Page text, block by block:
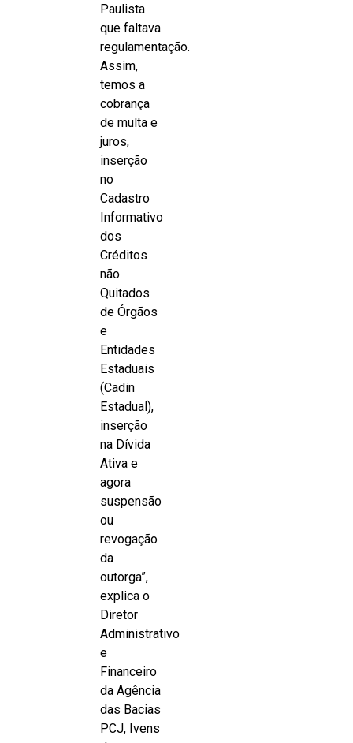
Paulista
que faltava
regulamentação.
Assim,
temos a
cobrança
de multa e
juros,
inserção
no
Cadastro
Informativo
dos
Créditos
não
Quitados
de Órgãos
e
Entidades
Estaduais
(Cadin
Estadual),
inserção
na Dívida
Ativa e
agora
suspensão
ou
revogação
da
outorga”,
explica o
Diretor
Administrativo
e
Financeiro
da Agência
das Bacias
PCJ, Ivens